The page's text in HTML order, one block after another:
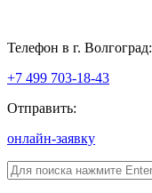
Телефон в г. Волгоград:
+7 499 703-18-43
Отправить:
онлайн-заявку